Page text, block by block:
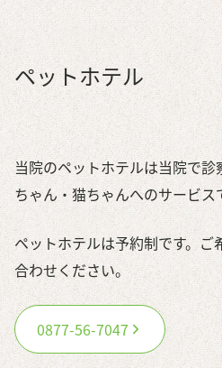
ペットホテル
当院のペットホテルは当院で
ちゃん・猫ちゃんへのサービス
ペットホテルは予約制です。ご
合わせください。
0877-56-7047
ペットサービス
トリミング
ペットホテル
日常ケア
アクセス・診療時間
プライバシーポリシー